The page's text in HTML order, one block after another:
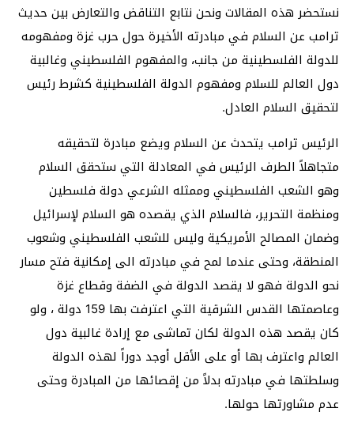
نستحضر هذه المقالات ونحن نتابع التناقض والتعارض بين حديث
ترامب عن السلام في مبادرته الأخيرة حول حرب غزة ومفهومه
للدولة الفلسطينية من جانب، والمفهوم الفلسطيني وغالبية
دول العالم للسلام ومفهوم الدولة الفلسطينية كشرط رئيس
لتحقيق السلام العادل.
الرئيس ترامب يتحدث عن السلام ويضع مبادرة لتحقيقه
متجاهلاً الطرف الرئيس في المعادلة التي ستحقق السلام
وهو الشعب الفلسطيني وممثله الشرعي دولة فلسطين
ومنظمة التحرير، فالسلام الذي يقصده هو السلام لإسرائيل
وضمان المصالح الأمريكية وليس للشعب الفلسطيني وشعوب
المنطقة، وحتى عندما لمح في مبادرته الى إمكانية فتح مسار
نحو الدولة فهو لا يقصد الدولة في الضفة وقطاع غزة
وعاصمتها القدس الشرقية التي اعترفت بها 159 دولة ، ولو
كان يقصد هذه الدولة لكان تماشى مع إرادة غالبية دول
العالم واعترف بها أو على الأقل أوجد دوراً لهذه الدولة
وسلطتها في مبادرته بدلاً من إقصائها من المبادرة وحتى
عدم مشاورتها حولها.